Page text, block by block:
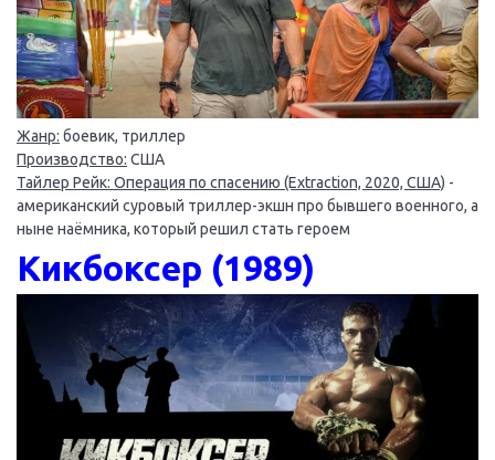
Жанр: боевик, триллер
Производство: США
Тайлер Рейк: Операция по спасению (Extraction, 2020, США) -
американский суровый триллер-экшн про бывшего военного, а
ныне наёмника, который решил стать героем
Кикбоксер (1989)